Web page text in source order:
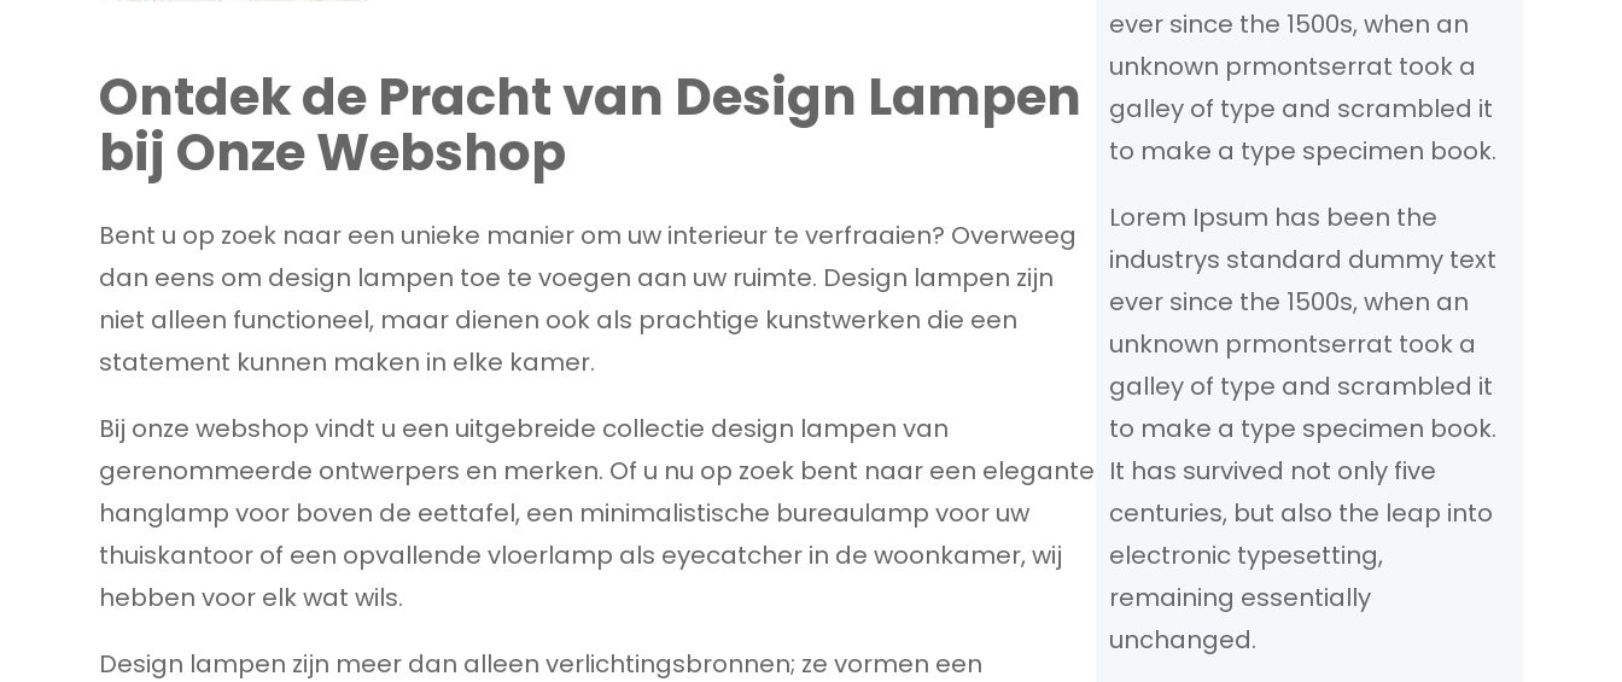
Ontdek de Pracht van Design Lampen
bij Onze Webshop
Bent u op zoek naar een unieke manier om uw interieur te verfraaien? Overweeg
dan eens om design lampen toe te voegen aan uw ruimte. Design lampen zijn
niet alleen functioneel, maar dienen ook als prachtige kunstwerken die een
statement kunnen maken in elke kamer.
Bij onze webshop vindt u een uitgebreide collectie design lampen van
gerenommeerde ontwerpers en merken. Of u nu op zoek bent naar een elegante
hanglamp voor boven de eettafel, een minimalistische bureaulamp voor uw
thuiskantoor of een opvallende vloerlamp als eyecatcher in de woonkamer, wij
hebben voor elk wat wils.
Design lampen zijn meer dan alleen verlichtingsbronnen; ze vormen een
ever since the 1500s, when an
unknown prmontserrat took a
galley of type and scrambled it
to make a type specimen book.
Lorem Ipsum has been the
industrys standard dummy text
ever since the 1500s, when an
unknown prmontserrat took a
galley of type and scrambled it
to make a type specimen book.
It has survived not only five
centuries, but also the leap into
electronic typesetting,
remaining essentially
unchanged.